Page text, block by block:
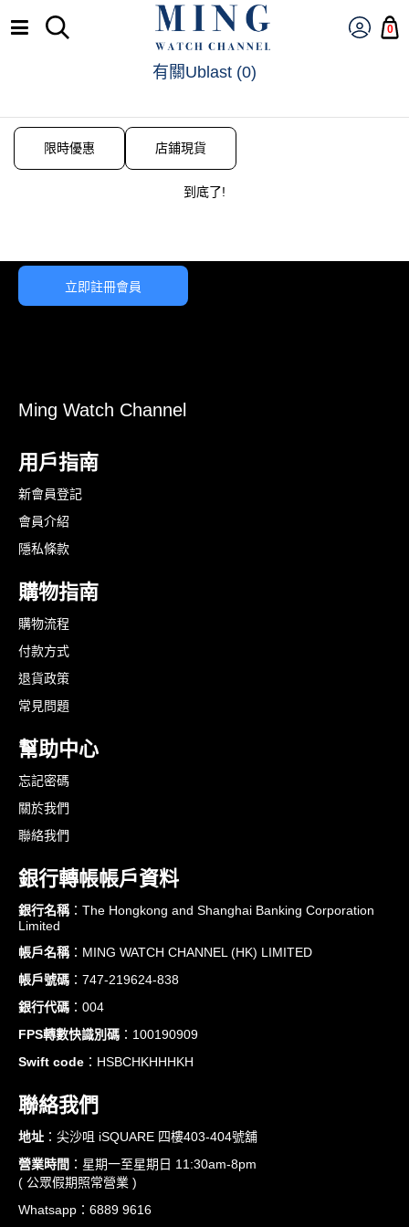
0
有關Ublast (0)
限時優惠 店鋪現貨
到底了!
立即註冊會員
Ming Watch Channel
用戶指南
新會員登記
會員介紹
隱私條款
購物指南
購物流程
付款方式
退貨政策
常見問題
幫助中心
忘記密碼
關於我們
聯絡我們
銀行轉帳帳戶資料
銀行名稱：The Hongkong and Shanghai Banking Corporation
Limited
帳戶名稱：MING WATCH CHANNEL (HK) LIMITED
帳戶號碼 ：747-219624-838
銀行代碼 ：004
FPS轉數快識別碼 ：100190909
Swift code ：HSBCHKHHHKH
聯絡我們
地址 ：尖沙咀 iSQUARE 四樓403-404號舖
營業時間 ：星期一至星期日 11:30am-8pm
( 公眾假期照常營業 )
Whatsapp：6889 9616